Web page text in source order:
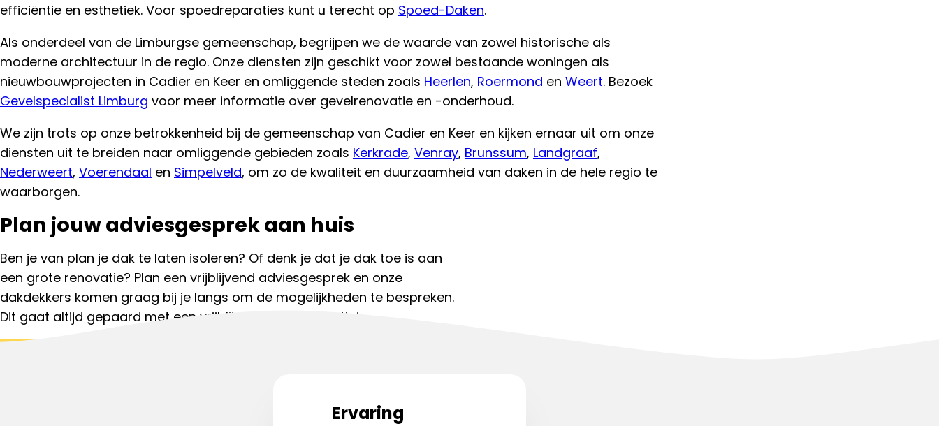
efficiëntie en esthetiek. Voor spoedreparaties kunt u terecht op Spoed-Daken.
Als onderdeel van de Limburgse gemeenschap, begrijpen we de waarde van zowel historische als
moderne architectuur in de regio. Onze diensten zijn geschikt voor zowel bestaande woningen als
nieuwbouwprojecten in Cadier en Keer en omliggende steden zoals Heerlen, Roermond en Weert. Bezoek
Gevelspecialist Limburg voor meer informatie over gevelrenovatie en -onderhoud.
We zijn trots op onze betrokkenheid bij de gemeenschap van Cadier en Keer en kijken ernaar uit om onze
diensten uit te breiden naar omliggende gebieden zoals Kerkrade, Venray, Brunssum, Landgraaf,
Nederweert, Voerendaal en Simpelveld, om zo de kwaliteit en duurzaamheid van daken in de hele regio te
waarborgen.
Plan jouw adviesgesprek aan huis
Ben je van plan je dak te laten isoleren? Of denk je dat je dak toe is aan
een grote renovatie? Plan een vrijblijvend adviesgesprek en onze
dakdekkers komen graag bij je langs om de mogelijkheden te bespreken.
Dit gaat altijd gepaard met een vrijblijvende dakinspectie!
Ervaring